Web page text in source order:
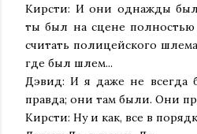
Кирсти: И они однажды
ты был на сцене
считать полицейского
где был шлем...
Дэвид: И я даже не всегда
правда; они там были. Они
Кирсти: Ну и как, все в